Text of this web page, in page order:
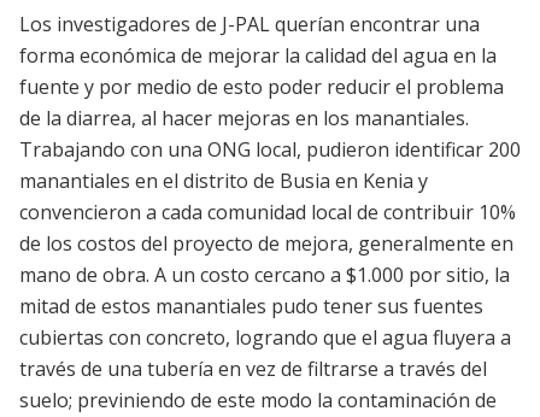
Los investigadores de J-PAL querían encontrar una
forma económica de mejorar la calidad del agua en la
fuente y por medio de esto poder reducir el problema
de la diarrea, al hacer mejoras en los manantiales.
Trabajando con una ONG local, pudieron identificar 200
manantiales en el distrito de Busia en Kenia y
convencieron a cada comunidad local de contribuir 10%
de los costos del proyecto de mejora, generalmente en
mano de obra. A un costo cercano a $1.000 por sitio, la
mitad de estos manantiales pudo tener sus fuentes
cubiertas con concreto, logrando que el agua fluyera a
través de una tubería en vez de filtrarse a través del
suelo; previniendo de este modo la contaminación de